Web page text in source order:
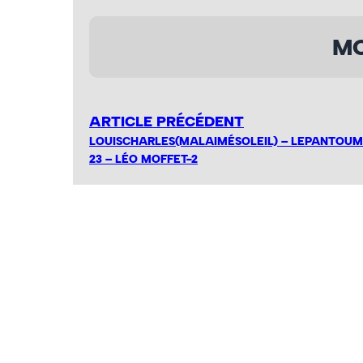
ARTICLE PRÉCÉDENT
LOUISCHARLES(MALAIMÉSOLEIL) –
23 – LÉO MOFFET-2